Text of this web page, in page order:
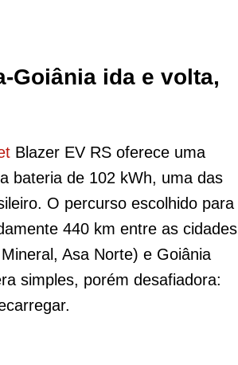
Goiânia ida e volta,
Blazer EV RS oferece uma
bateria de 102 kWh, uma das
O percurso escolhido para
440 km entre as cidades
Asa Norte) e Goiânia
simples, porém desafiadora: